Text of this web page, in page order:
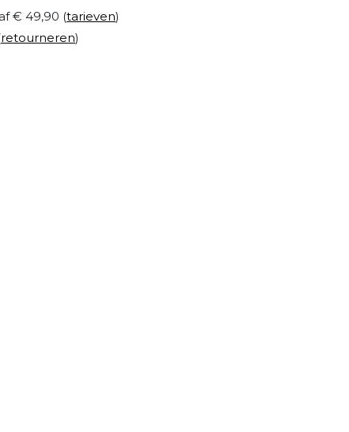
€ 49,90 (tarieven)
retourneren)